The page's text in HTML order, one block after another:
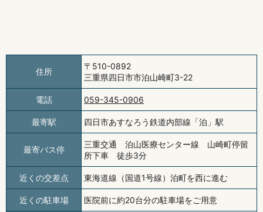
住所
〒510-0892
三重県四日市市泊山崎町3-22
電話 059-345-0906
最寄駅 四日市あすなろう鉄道内部線「泊」駅
最寄バス停
三重交通 泊山医療センター線 山崎町停留
所下車 徒歩3分
近くの交差点 東海道線（国道1号線）泊町を西に進む
近くの駐車場 医院前に約20台分の駐車場をご用意